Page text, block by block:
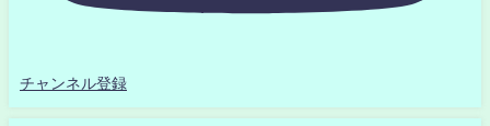
チャンネル登録